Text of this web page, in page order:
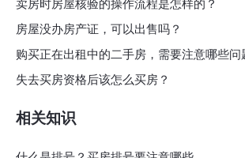
卖房时房屋核验的操作流程是怎样的？
房屋没办房产证，可以出售吗？
购买正在出租中的二手房，需要注意哪些问
失去买房资格后该怎么买房？
相关知识